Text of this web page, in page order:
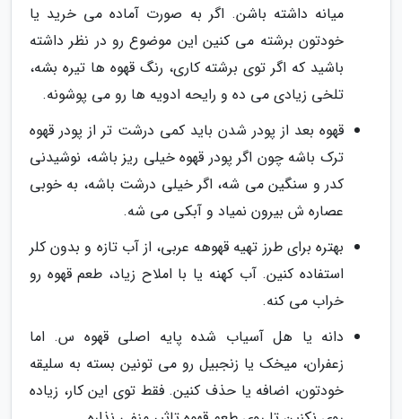
میانه داشته باشن. اگر به صورت آماده می خرید یا
خودتون برشته می کنین این موضوع رو در نظر داشته
باشید که اگر توی برشته کاری، رنگ قهوه ها تیره بشه،
تلخی زیادی می ده و رایحه ادویه ها رو می پوشونه.
قهوه بعد از پودر شدن باید کمی درشت تر از پودر قهوه
ترک باشه چون اگر پودر قهوه خیلی ریز باشه، نوشیدنی
کدر و سنگین می شه، اگر خیلی درشت باشه، به خوبی
عصاره ش بیرون نمیاد و آبکی می شه.
بهتره برای طرز تهیه قهوهه عربی، از آب تازه و بدون کلر
استفاده کنین. آب کهنه یا با املاح زیاد، طعم قهوه رو
خراب می کنه.
دانه یا هل آسیاب شده پایه اصلی قهوه س. اما
زعفران، میخک یا زنجبیل رو می تونین بسته به سلیقه
خودتون، اضافه یا حذف کنین. فقط توی این کار، زیاده